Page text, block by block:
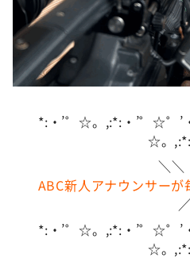
*:・’゜☆。,:*:・’゜☆゜’
☆。,:*:
＼＼
ABC新人アナウンサーが
／
*:・’゜☆。,:*:・’゜☆゜’
☆。,:*: